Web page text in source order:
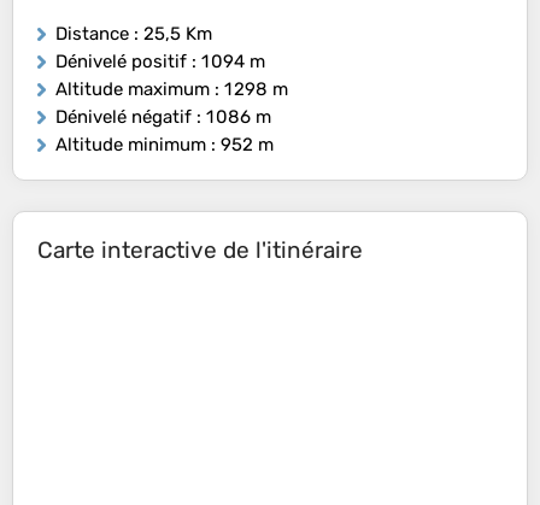
Distance : 25,5 Km
Dénivelé positif : 1 094 m
Altitude maximum : 1 298 m
Dénivelé négatif : 1 086 m
Altitude minimum : 952 m
Carte interactive de l'itinéraire